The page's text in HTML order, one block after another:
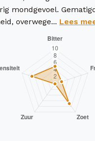
mondgevoel.
overwege... Lees